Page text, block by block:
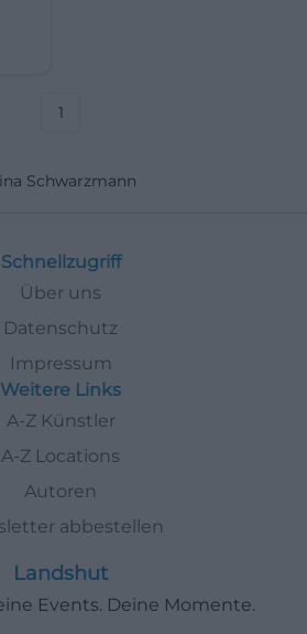
1
Schwarzmann
Schnellzugriff
Über uns
Datenschutz
Impressum
Weitere Links
A-Z Künstler
A-Z Locations
Autoren
abbestellen
Landshut
Events. Deine Momente.